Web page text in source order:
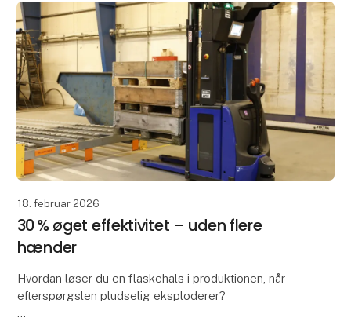
18. februar 2026
30 % øget effektivitet – uden flere
hænder
Hvordan løser du en flaskehals i produktionen, når
efterspørgslen pludselig eksploderer?